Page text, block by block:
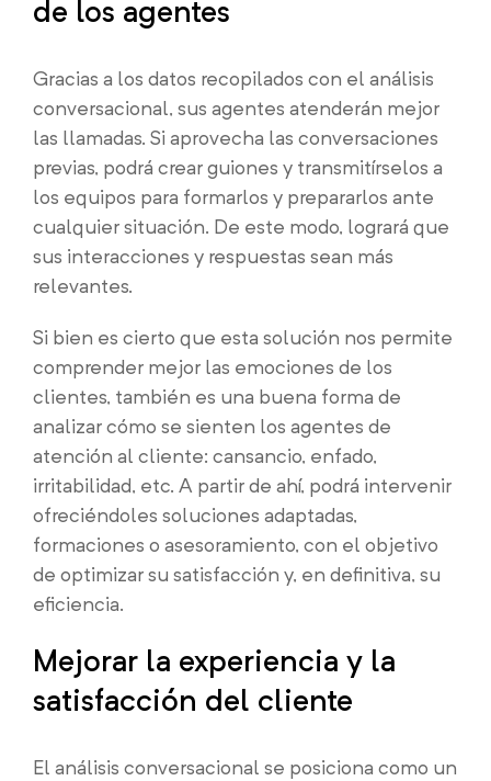
de los agentes
Gracias a los datos recopilados con el análisis
conversacional, sus agentes atenderán mejor
las llamadas. Si aprovecha las conversaciones
previas, podrá crear guiones y transmitírselos a
los equipos para formarlos y prepararlos ante
cualquier situación. De este modo, logrará que
sus interacciones y respuestas sean más
relevantes.
Si bien es cierto que esta solución nos permite
comprender mejor las emociones de los
clientes, también es una buena forma de
analizar cómo se sienten los agentes de
atención al cliente: cansancio, enfado,
irritabilidad, etc. A partir de ahí, podrá intervenir
ofreciéndoles soluciones adaptadas,
formaciones o asesoramiento, con el objetivo
de optimizar su satisfacción y, en definitiva, su
eficiencia.
Mejorar la experiencia y la
satisfacción del cliente
El análisis conversacional se posiciona como un